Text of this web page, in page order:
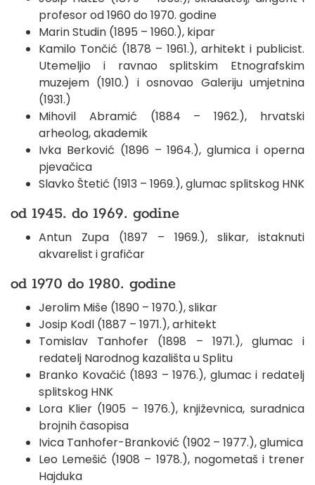
profesor od 1960 do 1970. godine
Marin Studin (1895 – 1960.), kipar
Kamilo Tončić (1878 – 1961.), arhitekt i publicist.
Utemeljio i ravnao splitskim Etnografskim
muzejem (1910.) i osnovao Galeriju umjetnina
(1931.)
Mihovil Abramić (1884 – 1962.), hrvatski
arheolog, akademik
Ivka Berković (1896 – 1964.), glumica i operna
pjevačica
Slavko Štetić (1913 – 1969.), glumac splitskog HNK
od 1945. do 1969. godine
Antun Zupa (1897 – 1969.), slikar, istaknuti
akvarelist i grafičar
od 1970 do 1980. godine
Jerolim Miše (1890 – 1970.), slikar
Josip Kodl (1887 – 1971.), arhitekt
Tomislav Tanhofer (1898 – 1971.), glumac i
redatelj Narodnog kazališta u Splitu
Branko Kovačić (1893 – 1976.), glumac i redatelj
splitskog HNK
Lora Klier (1905 – 1976.), književnica, suradnica
brojnih časopisa
Ivica Tanhofer-Branković (1902 – 1977.), glumica
Leo Lemešić (1908 – 1978.), nogometaš i trener
Hajduka